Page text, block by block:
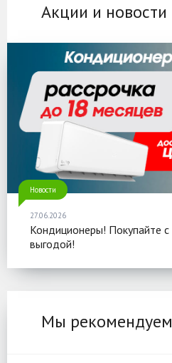
Акции и новости
Новости
27.06.2026
Кондиционеры! Покупайте с
выгодой!
Мы рекомендуем